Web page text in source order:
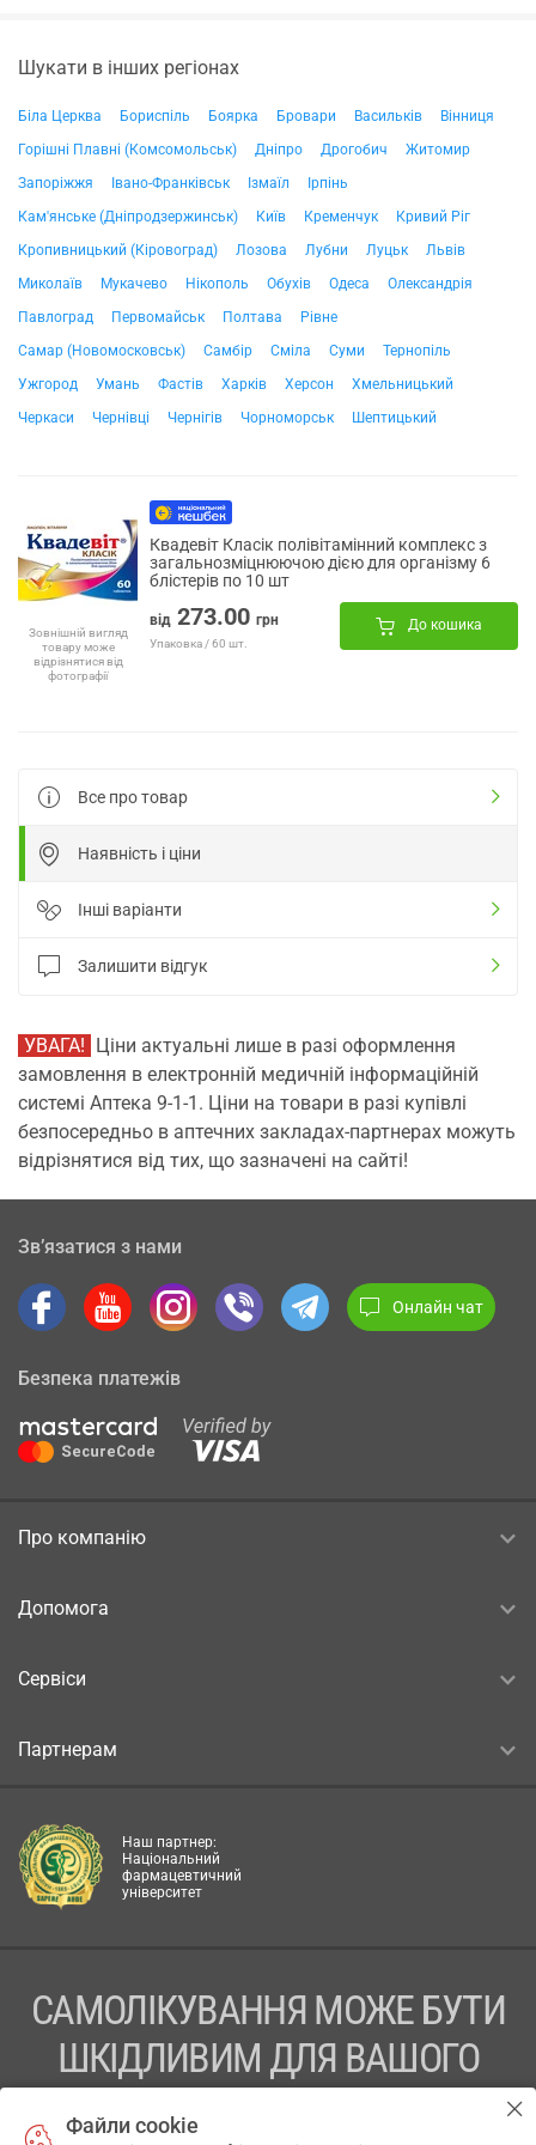
Шукати в інших регіонах
Біла Церква Бориспіль Боярка Бровари Васильків
Вінниця
Горішні Плавні (Комсомольськ)
Дніпро Дрогобич
Житомир
Запоріжжя
Івано-Франківськ Ізмаїл
Ірпінь
Кам'янське (Дніпродзержинськ)
Київ Кременчук
Кривий Ріг
Кропивницький (Кіровоград)
Лозова Лубни Луцьк
Львів
Миколаїв
Мукачево Нікополь Обухів Одеса
Олександрія
Павлоград
Первомайськ Полтава
Рівне
Самар (Новомосковськ)
Самбір Сміла Суми
Тернопіль
Ужгород
Умань Фастів Харків Херсон
Хмельницький
Черкаси
Чернівці Чернігів Чорноморськ Шептицький
Зовнішній вигляд
товару може
відрізнятися від
фотографії
Квадевіт Класік полівітамінний комплекс з
загальнозміцнюючою дією для організму 6
блістерів по 10 шт
від 273.00 грн
Упаковка / 60 шт.
До кошика
Все про товар
Наявність і ціни
Інші варіанти
Залишити відгук
УВАГА! Ціни актуальні лише в разі оформлення
замовлення в електронній медичній інформаційній
системі Аптека 9-1-1. Ціни на товари в разі купівлі
безпосередньо в аптечних закладах-партнерах можуть
відрізнятися від тих, що зазначені на сайті!
Зв’язатися з нами
Онлайн чат
Безпека платежів
Про компанію
Допомога
Сервіси
Партнерам
Наш партнер:
Національний
фармацевтичний
університет
САМОЛІКУВАННЯ МОЖЕ БУТИ
ШКІДЛИВИМ ДЛЯ ВАШОГО
Файли cookie